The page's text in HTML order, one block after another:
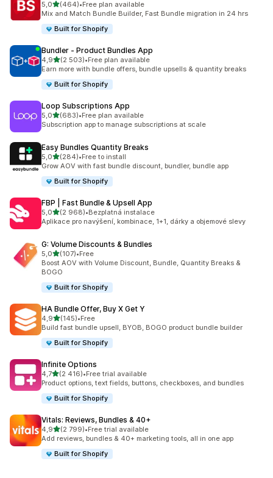
5,0z 5 hvězd
(464)
Celkový počet recenzí: 464
•Free plan available
Mix and Match Bundle Builder, Fast Bundle migration in 24 hrs
Built for Shopify
Bundler ‑ Product Bundles App
4,9z 5 hvězd
(2 503)
Celkový počet recenzí: 2503
•Free plan available
Earn more with bundle offers, bundle upsells & quantity breaks
Built for Shopify
Loop Subscriptions App
5,0z 5 hvězd
(683)
Celkový počet recenzí: 683
•Free plan available
Subscription app to manage subscriptions at scale
Easy Bundles Quantity Breaks
5,0z 5 hvězd
(284)
Celkový počet recenzí: 284
•Free to install
Grow AOV with fast bundle discount, bundler, bundle app
Built for Shopify
FBP | Fast Bundle & Upsell App
5,0z 5 hvězd
(2 968)
Celkový počet recenzí: 2968
•Bezplatná instalace
Aplikace pro navýšení, kombinace, 1+1, dárky a objemové slevy
G: Volume Discounts & Bundles
5,0z 5 hvězd
(107)
Celkový počet recenzí: 107
•Free
Boost AOV with Volume Discount, Bundle, Quantity Breaks &
BOGO
Built for Shopify
HA Bundle Offer, Buy X Get Y
4,9z 5 hvězd
(145)
Celkový počet recenzí: 145
•Free
Build fast bundle upsell, BYOB, BOGO product bundle builder
Built for Shopify
Infinite Options
4,7z 5 hvězd
(2 416)
Celkový počet recenzí: 2416
•Free trial available
Product options, text fields, buttons, checkboxes, and bundles
Built for Shopify
Vitals: Reviews, Bundles & 40+
4,9z 5 hvězd
(2 799)
Celkový počet recenzí: 2799
•Free trial available
Add reviews, bundles & 40+ marketing tools, all in one app
Built for Shopify